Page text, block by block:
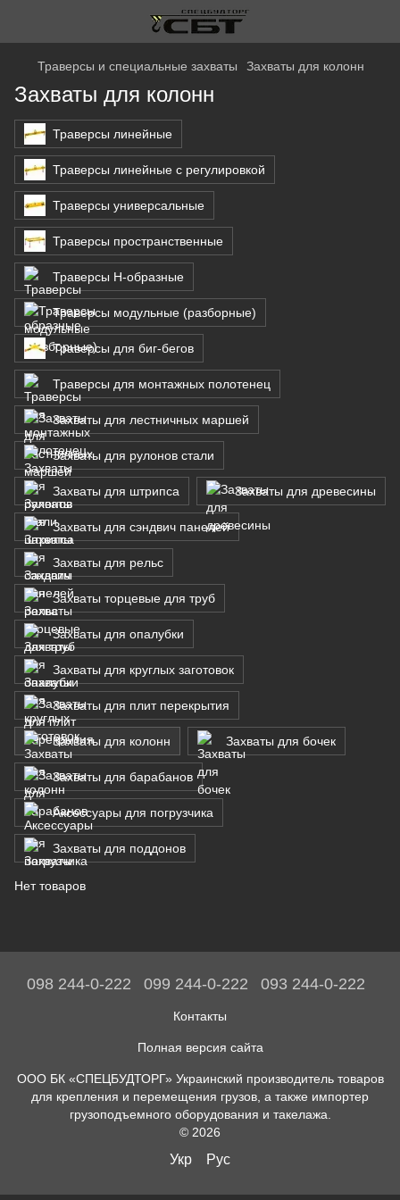
Траверсы и специальные захваты Захваты для колонн
Захваты для колонн
Траверсы линейные
Траверсы линейные с регулировкой
Траверсы универсальные
Траверсы пространственные
Траверсы Н-образные
Траверсы модульные (разборные)
Траверсы для биг-бегов
Траверсы для монтажных полотенец
Захваты для лестничных маршей
Захваты для рулонов стали
Захваты для штрипса Захваты для древесины
Захваты для сэндвич панелей
Захваты для рельс
Захваты торцевые для труб
Захваты для опалубки
Захваты для круглых заготовок
Захваты для плит перекрытия
Захваты для колонн Захваты для бочек
Захваты для барабанов
Аксессуары для погрузчика
Захваты для поддонов
Нет товаров
098 244-0-222 099 244-0-222 093 244-0-222
Контакты
Полная версия сайта
ООО БК «СПЕЦБУДТОРГ» Украинский производитель товаров
для крепления и перемещения грузов, а также импортер
грузоподъемного оборудования и такелажа.
© 2026
Укр Рус